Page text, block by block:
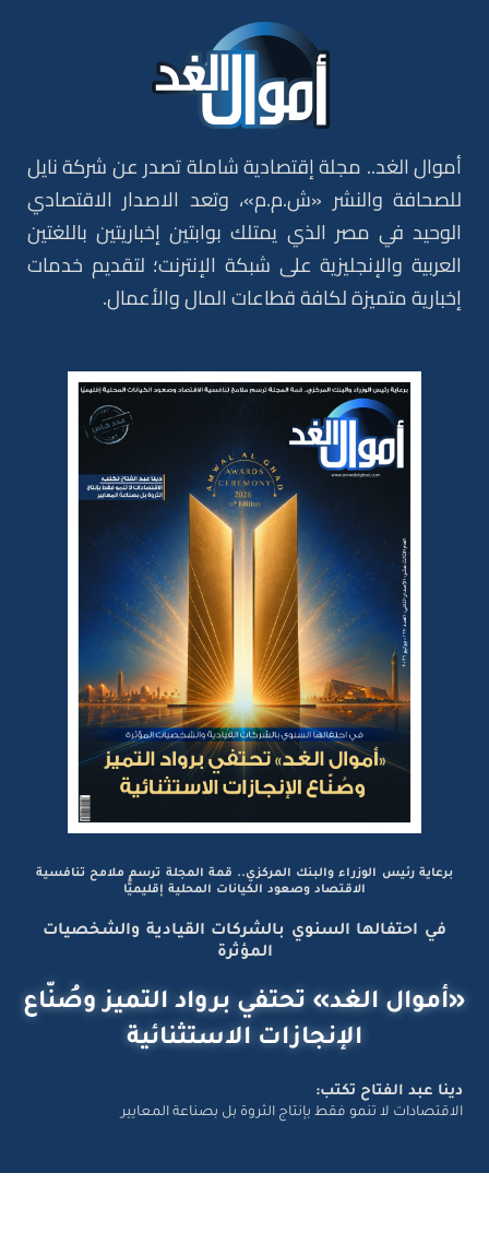
أموال الغد.. مجلة إقتصادية شاملة تصدر عن شركة نايل
للصحافة والنشر «ش.م.م»، وتعد الاصدار الاقتصادي
الوحيد في مصر الذي يمتلك بوابتين إخباريتين باللغتين
العربية والإنجليزية على شبكة الإنترنت؛ لتقديم خدمات
إخبارية متميزة لكافة قطاعات المال والأعمال.
برعاية رئيس الوزراء والبنك المركزي.. قمة المجلة ترسم ملامح تنافسية
الاقتصاد وصعود الكيانات المحلية إقليميًّا
في احتفالها السنوي بالشركات القيادية والشخصيات
المؤثرة
«أموال الغد» تحتفي برواد التميز وصُنّاع
الإنجازات الاستثنائية
دينا عبد الفتاح تكتب:
الاقتصادات لا تنمو فقط بإنتاج الثروة بل بصناعة المعايير